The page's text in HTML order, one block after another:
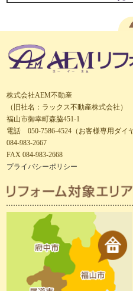
株式会社AEM不動産
（旧社名：ラックス不動産株式会社）
福山市御幸町森脇451-1
電話 050-7586-4524（お客様専用ダイ
084-983-2667
FAX 084-983-2668
プライバシーポリシー